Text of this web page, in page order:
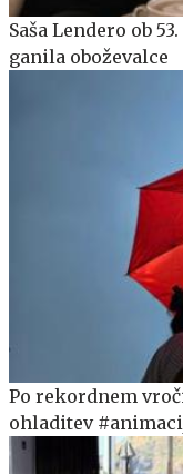
Saša Lendero ob
ganila oboževalce
Po rekordnem
ohladitev